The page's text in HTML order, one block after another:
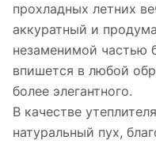
прохладных летних
аккуратный и
незаменимой частью
впишется в любой
более элегантного.
В качестве
натуральный пух,